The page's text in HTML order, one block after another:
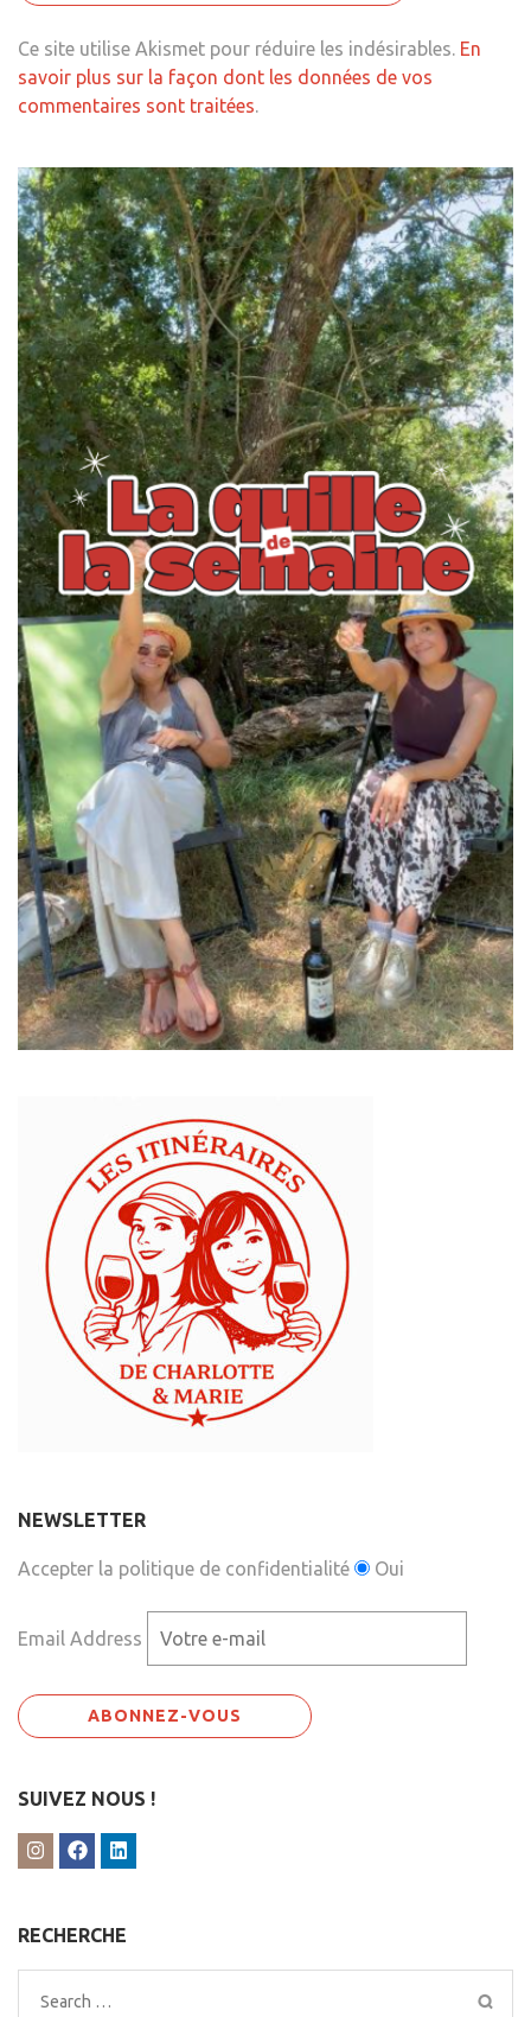
Ce site utilise Akismet pour réduire les indésirables. En
savoir plus sur la façon dont les données de vos
commentaires sont traitées.
NEWSLETTER
Accepter la politique de confidentialité Oui
Email Address
SUIVEZ NOUS !
RECHERCHE
Search